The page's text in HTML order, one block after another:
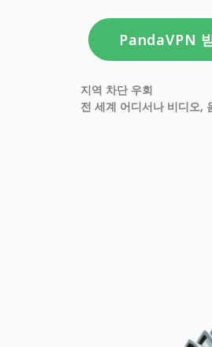
PandaVPN
지역 차단 우회
전 세계 어디서나 비디오,